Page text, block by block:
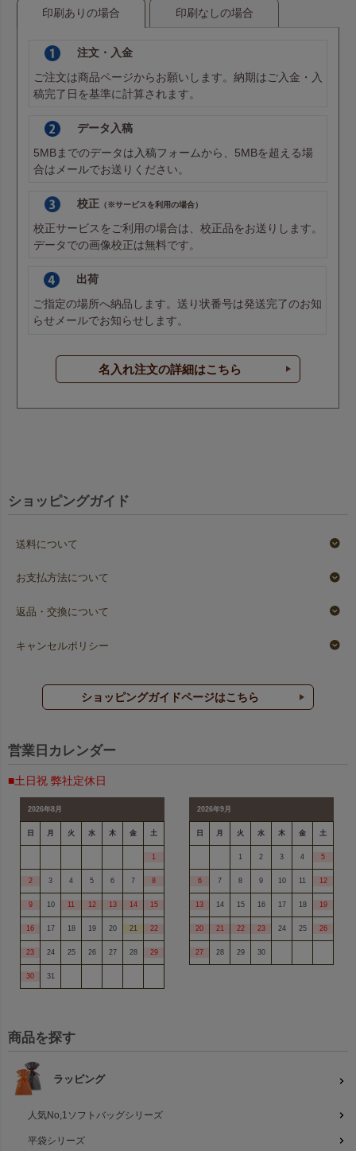
印刷ありの場合 印刷なしの場合
注文・入金
ご注文は商品ページからお願いします。納期はご入金・入
稿完了日を基準に計算されます。
データ入稿
5MBまでのデータは入稿フォームから、5MBを超える場
合はメールでお送りください。
校正（※サービスを利用の場合）
校正サービスをご利用の場合は、校正品をお送りします。
データでの画像校正は無料です。
出荷
ご指定の場所へ納品します。送り状番号は発送完了のお知
らせメールでお知らせします。
名入れ注文の詳細はこちら
ショッピングガイド
送料について
お支払方法について
返品・交換について
キャンセルポリシー
ショッピングガイドページはこちら
営業日カレンダー
■土日祝 弊社定休日
2026年8月
日 月 火 水 木 金 土
1
2 3 4 5 6 7 8
9 10 11 12 13 14 15
16 17 18 19 20 21 22
23 24 25 26 27 28 29
30 31
2026年9月
日 月 火 水 木 金 土
1 2 3 4 5
6 7 8 9 10 11 12
13 14 15 16 17 18 19
20 21 22 23 24 25 26
27 28 29 30
商品を探す
ラッピング
人気No,1ソフトバッグシリーズ
平袋シリーズ